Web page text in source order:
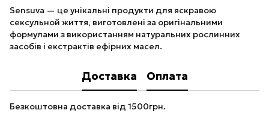
Sensuva — це унікальні продукти для яскравою
сексульной життя, виготовлені за оригінальними
формулами з використанням натуральних рослинних
засобів і екстрактів ефірних масел.
Доставка Оплата
Безкоштовна доставка від 1500грн.